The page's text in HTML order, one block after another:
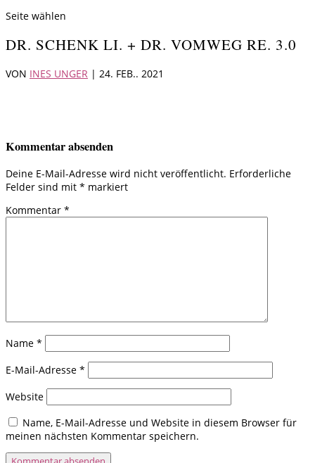
Seite wählen
DR. SCHENK LI. + DR. VOMWEG RE. 3.0
VON INES UNGER | 24. FEB.. 2021
Kommentar absenden
Deine E-Mail-Adresse wird nicht veröffentlicht. Erforderliche
Felder sind mit * markiert
Kommentar *
Name *
E-Mail-Adresse *
Website
Name, E-Mail-Adresse und Website in diesem Browser für
meinen nächsten Kommentar speichern.